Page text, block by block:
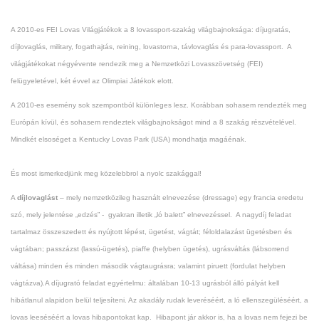
A 2010-es FEI Lovas Világjátékok a 8 lovassport-szakág világbajnoksága: díjugratás,
díjlovaglás, military, fogathajtás, reining, lovastorna, távlovaglás és para-lovassport. A
világjátékokat négyévente rendezik meg a Nemzetközi Lovasszövetség (FEI)
felügyeletével, két évvel az Olimpiai Játékok elott.
A 2010-es esemény sok szempontból különleges lesz. Korábban sohasem rendezték meg
Európán kívül, és sohasem rendeztek világbajnokságot mind a 8 szakág részvételével.
Mindkét elsoséget a Kentucky Lovas Park (USA) mondhatja magáénak.
És most ismerkedjünk meg közelebbrol a nyolc szakággal!
A díjlovaglást – mely nemzetközileg használt elnevezése (dressage) egy francia eredetu
szó, mely jelentése „edzés” - gyakran illetik „ló balett” elnevezéssel. A nagydíj feladat
tartalmaz összeszedett és nyújtott lépést, ügetést, vágtát; féloldalazást ügetésben és
vágtában; passzázst (lassú-ügetés), piaffe (helyben ügetés), ugrásváltás (lábsorrend
váltása) minden és minden második vágtaugrásra; valamint piruett (fordulat helyben
vágtázva).A díjugrató feladat egyértelmu: általában 10-13 ugrásból álló pályát kell
hibátlanul alapidon belül teljesíteni. Az akadály rudak leveréséért, a ló ellenszegüléséért, a
lovas leeséséért a lovas hibapontokat kap. Hibapont jár akkor is, ha a lovas nem fejezi be